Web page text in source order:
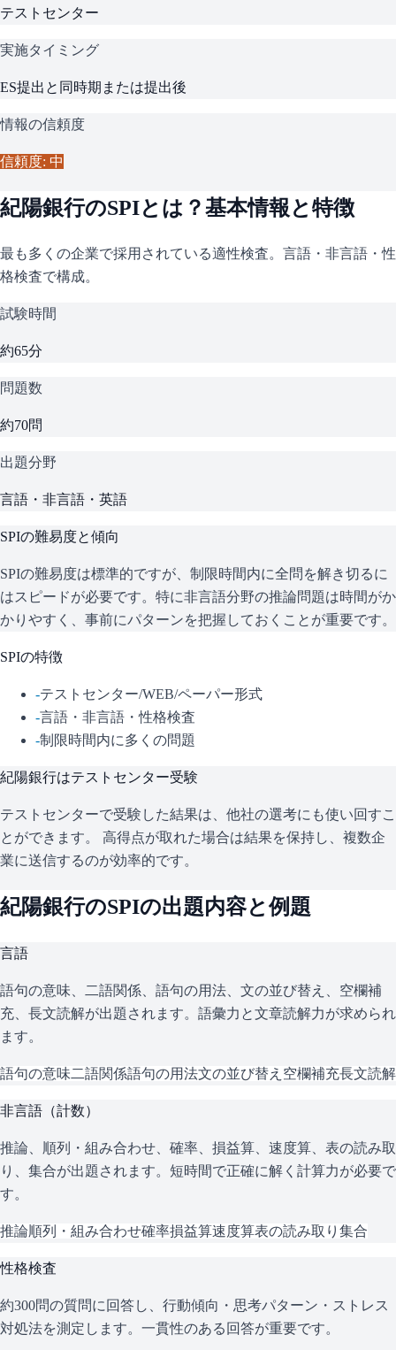
テストセンター
実施タイミング
ES提出と同時期または提出後
情報の信頼度
信頼度: 中
紀陽銀行のSPIとは？基本情報と特徴
最も多くの企業で採用されている適性検査。言語・非言語・性
格検査で構成。
試験時間
約65分
問題数
約70問
出題分野
言語・非言語・英語
SPIの難易度と傾向
SPIの難易度は標準的ですが、制限時間内に全問を解き切るに
はスピードが必要です。特に非言語分野の推論問題は時間がか
かりやすく、事前にパターンを把握しておくことが重要です。
SPIの特徴
-テストセンター/WEB/ペーパー形式
-言語・非言語・性格検査
-制限時間内に多くの問題
紀陽銀行はテストセンター受験
テストセンターで受験した結果は、他社の選考にも使い回すこ
とができます。 高得点が取れた場合は結果を保持し、複数企
業に送信するのが効率的です。
紀陽銀行のSPIの出題内容と例題
言語
語句の意味、二語関係、語句の用法、文の並び替え、空欄補
充、長文読解が出題されます。語彙力と文章読解力が求められ
ます。
語句の意味二語関係語句の用法文の並び替え 空欄補充長文読解
非言語（計数）
推論、順列・組み合わせ、確率、損益算、速度算、表の読み取
り、集合が出題されます。短時間で正確に解く計算力が必要で
す。
推論順列・組み合わせ確率損益算速度算表の読み取り 集合
性格検査
約300問の質問に回答し、行動傾向・思考パターン・ストレス
対処法を測定します。一貫性のある回答が重要です。